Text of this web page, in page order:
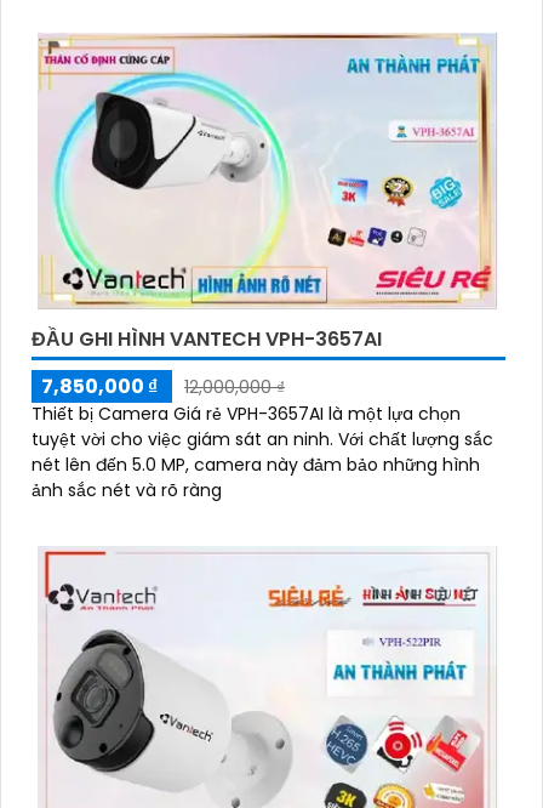
ĐẦU GHI HÌNH VANTECH VPH-3657AI
7,850,000 ₫
12,000,000 ₫
Thiết bị Camera Giá rẻ VPH-3657AI là một lựa chọn
tuyệt vời cho việc giám sát an ninh. Với chất lượng sắc
nét lên đến 5.0 MP, camera này đảm bảo những hình
ảnh sắc nét và rõ ràng